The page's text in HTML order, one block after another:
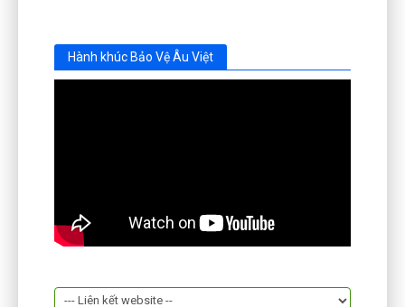
Hành khúc Bảo Vệ Âu Việt